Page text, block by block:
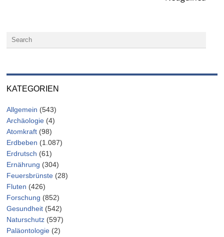
KATEGORIEN
Allgemein (543)
Archäologie (4)
Atomkraft (98)
Erdbeben (1.087)
Erdrutsch (61)
Ernährung (304)
Feuersbrünste (28)
Fluten (426)
Forschung (852)
Gesundheit (542)
Naturschutz (597)
Paläontologie (2)